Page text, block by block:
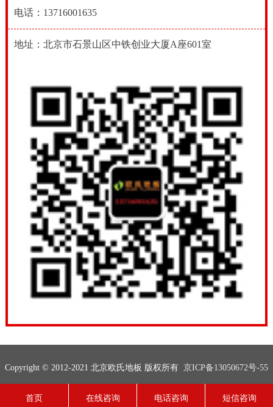
电话：13716001635
地址：北京市石景山区中铁创业大厦A座601室
Copyright © 2012-2021 北京欧氏地板 版权所有 京ICP备13050672号-55
首页
在线咨询 电话咨询 短信咨询